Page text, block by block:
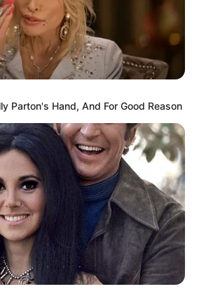
Parton's Hand, And For Good Reason